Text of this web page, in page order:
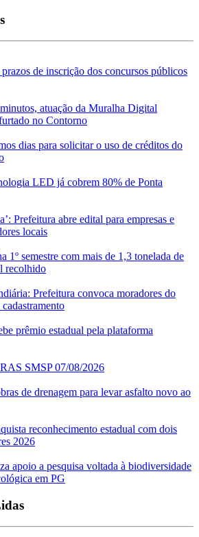
de inscrição dos concursos públicos
atuação da Muralha Digital
no Contorno
dias para solicitar o uso de créditos do
LED já cobrem 80% de Ponta
Prefeitura abre edital para empresas e
locais
1º semestre com mais de 1,3 tonelada de
recolhido
Prefeitura convoca moradores do
prêmio estadual pela plataforma
SMSP 07/08/2026
de drenagem para levar asfalto novo ao
reconhecimento estadual com dois
2026
apoio a pesquisa voltada à biodiversidade
em PG